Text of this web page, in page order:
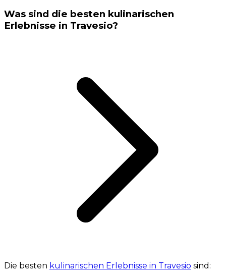
Was sind die besten kulinarischen
Erlebnisse in Travesio?
Die besten kulinarischen Erlebnisse in Travesio sind: